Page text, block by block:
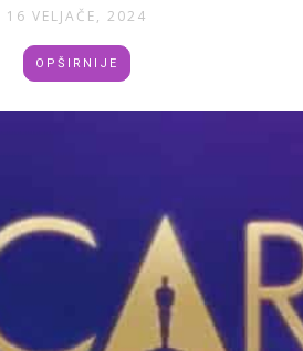
16 VELJAČE, 2024
OPŠIRNIJE